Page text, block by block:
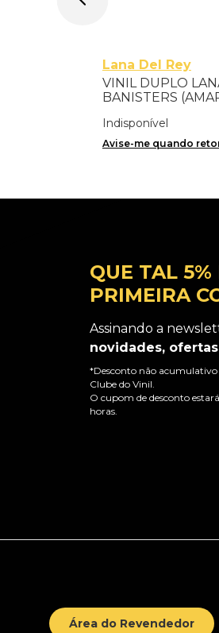
Lana Del Rey
VINIL DUPLO
BANISTERS
Indisponível
Avise-me quando
QUE TAL 5%
PRIMEIRA
Assinando a
novidades,
*Desconto não acumulativo
Clube do Vinil.
O cupom de desconto
horas.
Área do Revendedor